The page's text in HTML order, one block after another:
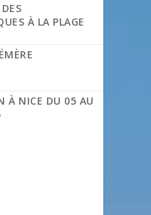
À LA PLAGE
À NICE DU 05 AU